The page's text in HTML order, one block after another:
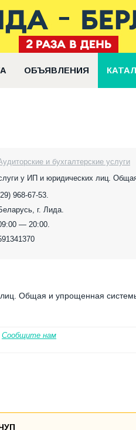
ОБЪЯВЛЕНИЯ
и бухгалтерские услуги
у ИП и юридических лиц.
968-67-53.
г. Лида.
— 20:00.
лиц. Общая и упрощенная
Сообщите нам